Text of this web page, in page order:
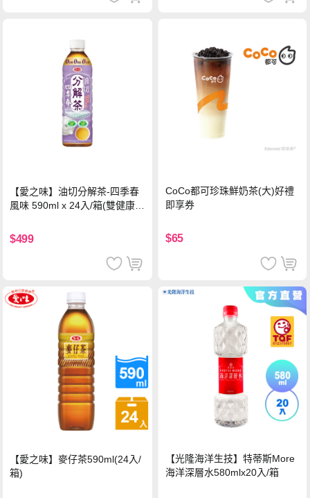
【愛之味】油切分解茶-四季春
風味 590ml x 24入/箱(雙健康認
$499
CoCo都可珍珠鮮奶茶(大)好禮
即享券
$65
【愛之味】麥仔茶590ml(24入/
箱)
【光隆海洋生技】特蒂斯More
海洋深層水580mlx20入/箱